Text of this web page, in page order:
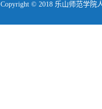
Copyright © 2018 乐山师范学院